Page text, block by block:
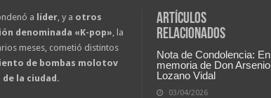
Artículos
relacionados
Nota de Condolencia: En
memoria de Don Arsenio
Lozano Vidal
03/04/2026
a líder, y a otros
denominada «K-pop», la
meses, cometió distintos
de bombas molotov
de la ciudad .